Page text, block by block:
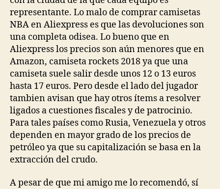
representante. Lo malo de comprar camisetas
NBA en Aliexpress es que las devoluciones son
una completa odisea. Lo bueno que en
Aliexpress los precios son aún menores que en
Amazon, camiseta rockets 2018 ya que una
camiseta suele salir desde unos 12 o 13 euros
hasta 17 euros. Pero desde el lado del jugador
tambien avisan que hay otros ítems a resolver
ligados a cuestiones fiscales y de patrocinio.
Para tales países como Rusia, Venezuela y otros
dependen en mayor grado de los precios de
petróleo ya que su capitalización se basa en la
extracción del crudo.
A pesar de que mi amigo me lo recomendó, sí